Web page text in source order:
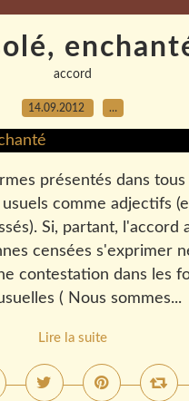
accord
14.09.2012 …
présentés dans tous
comme adjectifs
Si, partant, l'accord
censées s'exprimer
contestation dans les
( Nous sommes...
Lire la suite